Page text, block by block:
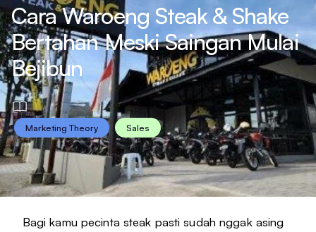
Cara Waroeng Steak & Shake
Bertahan Meski Saingan Mulai
Bejibun
Marketing Theory Sales
Bagi kamu pecinta steak pasti sudah nggak asing